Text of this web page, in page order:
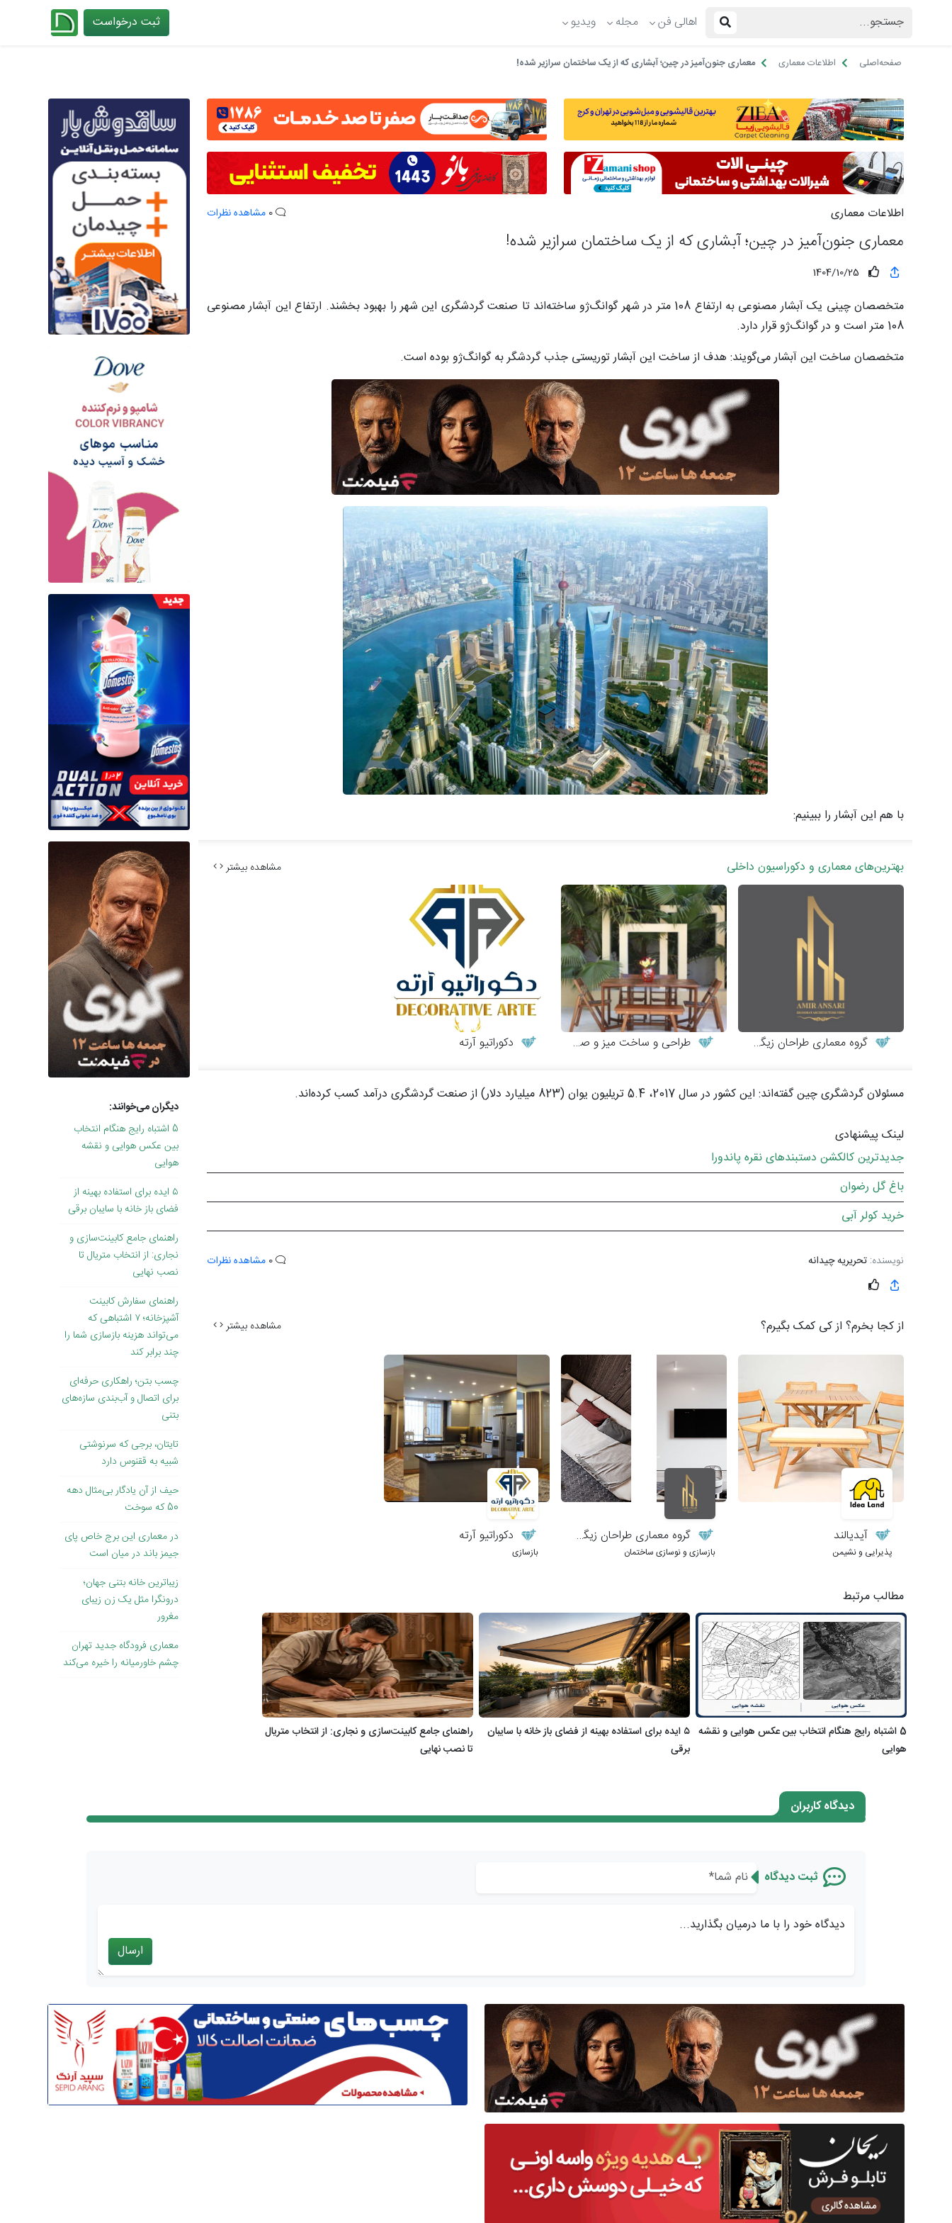
اهالی فن مجله ویدیو ثبت درخواست
صفحه‌اصلی اطلاعات معماری معماری جنون‌آمیز در چین؛ آبشاری که از یک ساختمان سرازیر شده!
اطلاعات معماری مشاهده نظرات
معماری جنون‌آمیز در چین؛ آبشاری که از یک ساختمان سرازیر شده!
1404/10/25
متخصصان چینی یک آبشار مصنوعی به ارتفاع 108 متر در شهر گوانگ‌ژو ساخته‌اند تا صنعت گردشگری این شهر را بهبود بخشند. ارتفاع این آبشار مصنوعی
108 متر است و در گوانگ‌ژو قرار دارد.
متخصصان ساخت این آبشار می‌گویند: هدف از ساخت این آبشار توریستی جذب گردشگر به گوانگ‌ژو بوده است.
با هم این آبشار را ببینیم:
بهترین‌های معماری و دکوراسیون داخلی مشاهده بیشتر
گروه معماری طراحان زیگورات طراحی و ساخت میز و صندلی چوبی دکوراتیو آرته
مسئولان گردشگری چین گفته‌اند: این کشور در سال 2017، 5.4 تریلیون یوان (823 میلیارد دلار) از صنعت گردشگری درآمد کسب کرده‌اند.
لینک پیشنهادی
جدیدترین کالکشن دستبندهای نقره پاندورا
باغ گل رضوان
خرید کولر آبی
نویسنده: تحریریه چیدانه مشاهده نظرات
از کجا بخرم؟ از کی کمک بگیرم؟ مشاهده بیشتر
آیدیالند
پذیرایی و نشیمن
گروه معماری طراحان زیگورات
بازسازی و نوسازی ساختمان
دکوراتیو آرته
بازسازی
مطالب مرتبط
5 اشتباه رایج هنگام انتخاب بین عکس هوایی و نقشه
هوایی
۵ ایده برای استفاده بهینه از فضای باز خانه با سایبان
برقی
راهنمای جامع کابینت‌سازی و نجاری: از انتخاب متریال
تا نصب نهایی
دیگران می‌خوانند:
5 اشتباه رایج هنگام انتخاب
بین عکس هوایی و نقشه
هوایی
۵ ایده برای استفاده بهینه از
فضای باز خانه با سایبان برقی
راهنمای جامع کابینت‌سازی و
نجاری: از انتخاب متریال تا
نصب نهایی
راهنمای سفارش کابینت
آشپزخانه؛ ۷ اشتباهی که
می‌تواند هزینه بازسازی شما را
چند برابر کند
چسب بتن؛ راهکاری حرفه‌ای
برای اتصال و آب‌بندی سازه‌های
بتنی
تایتان، برجی که سرنوشتی
شبیه به ققنوس دارد
حیف از آن یادگار بی‌مثال دهه
50 که سوخت
در معماری این برج خاص پای
جیمز باند در میان است
زیباترین خانه بتنی جهان؛
درونگرا مثل یک زن زیبای
مغرور
معماری فرودگاه جدید تهران
چشم خاورمیانه را خیره می‌کند
دیدگاه کاربران
ثبت دیدگاه
دیدگاه خود را با ما درمیان بگذارید...
ارسال